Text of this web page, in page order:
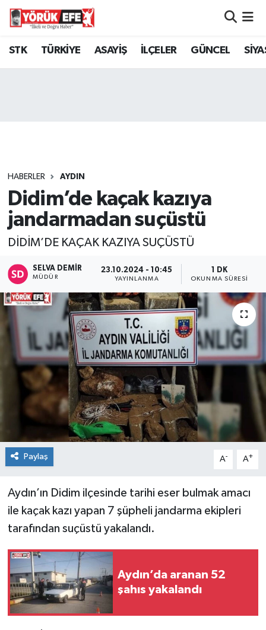
STK TÜRKİYE ASAYİŞ İLÇELER GÜNCEL
HABERLER AYDIN
Didim’de kaçak kazıya
jandarmadan suçüstü
DİDİM’DE KAÇAK KAZIYA SUÇÜSTÜ
SELVA DEMIR
MÜDÜR
23.10.2024 - 10:45
YAYINLANMA
1 DK
OKUNMA SÜRESI
Paylaş A- A+
Aydın’ın Didim ilçesinde tarihi eser bulmak amacı
ile kaçak kazı yapan 7 şüpheli jandarma ekipleri
tarafından suçüstü yakalandı.
Aydın’da aranan 52
şahıs yakalandı
Aydın Nöbetçi Eczaneler
Tüm Manşetler
Son Dakika Haberleri